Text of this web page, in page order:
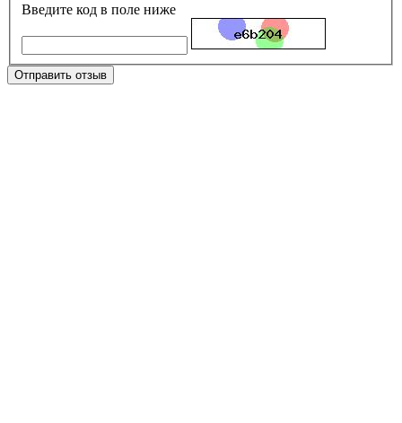
Введите код в поле ниже
Отправить отзыв